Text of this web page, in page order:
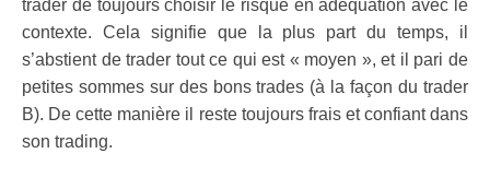
trader de toujours choisir le risque en adéquation avec le
contexte. Cela signifie que la plus part du temps, il
s’abstient de trader tout ce qui est « moyen », et il pari de
petites sommes sur des bons trades (à la façon du trader
B). De cette manière il reste toujours frais et confiant dans
son trading.